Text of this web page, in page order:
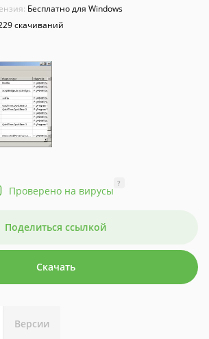
Бесплатно для Windows
скачиваний
Проверено на вирусы
?
Поделиться ссылкой
Скачать
Версии